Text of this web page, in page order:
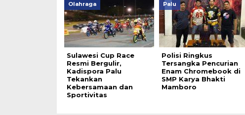
Olahraga
Sulawesi Cup Race
Resmi Bergulir,
Kadispora Palu
Tekankan
Kebersamaan dan
Sportivitas
Palu
Polisi Ringkus
Tersangka Pencurian
Enam Chromebook di
SMP Karya Bhakti
Mamboro